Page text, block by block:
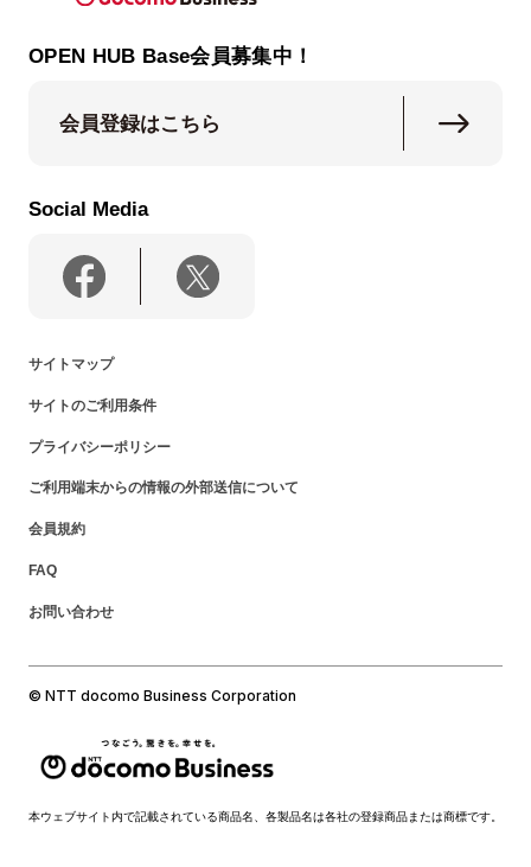
OPEN HUB Base会員募集中！
会員登録はこちら
Social Media
サイトマップ
サイトのご利用条件
プライバシーポリシー
ご利用端末からの情報の外部送信について
会員規約
FAQ
お問い合わせ
© NTT docomo Business Corporation
本ウェブサイト内で記載されている商品名、各製品名は各社の登録商品または商標です。